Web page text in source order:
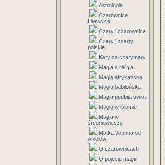
Astrologia
Czarownice
Litewskie
Czary i czarownice
Czary i czarty
polskie
Kary za czarymary
Magia a religia
Magia afrykańska
Magia babilońska
Magia podbija świat
Magia w islamie
Magia w
średniowieczu
Matka Joanna od
Aniołów
O czarownicach
O pojęciu magii